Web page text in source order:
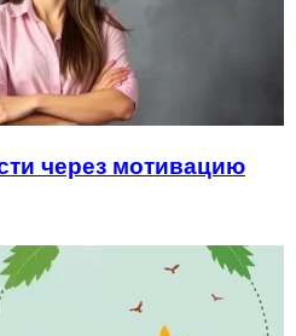
через мотивацию